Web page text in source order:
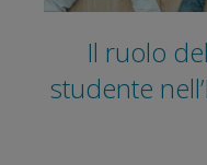
Il ruolo
studente